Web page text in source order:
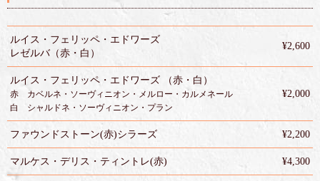
ルイス・フェリッペ・エドワーズ
レゼルバ（赤・白）
¥2,600
ルイス・フェリッペ・エドワーズ （赤・白）
赤 カベルネ・ソーヴィニオン・メルロー・カルメネール
白 シャルドネ・ソーヴィニオン・プラン
¥2,000
ファウンドストーン(赤)シラーズ ¥2,200
マルケス・デリス・ティントレ(赤) ¥4,300